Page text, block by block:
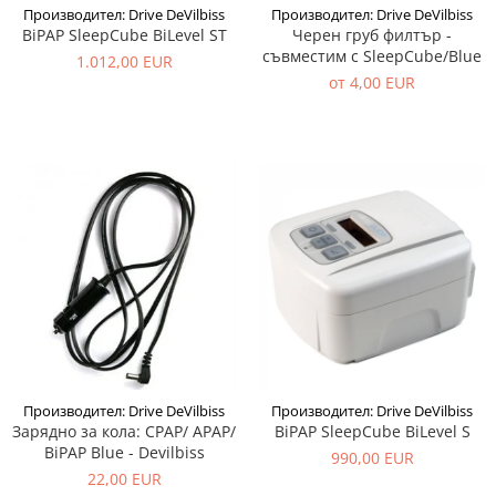
Производител: Drive DeVilbiss
BiPAP SleepCube BiLevel ST
1.012,00 EUR
Производител: Drive DeVilbiss
Черен груб филтър -
съвместим с SleepCube/Blue
от 4,00 EUR
Производител: Drive DeVilbiss
Зарядно за кола: CPAP/ APAP/
BiPAP Blue - Devilbiss
22,00 EUR
Производител: Drive DeVilbiss
BiPAP SleepCube BiLevel S
990,00 EUR